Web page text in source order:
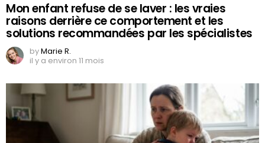
Mon enfant refuse de se laver : les vraies
raisons derrière ce comportement et les
solutions recommandées par les spécialistes
byMarie R.
il y a environ 11 mois